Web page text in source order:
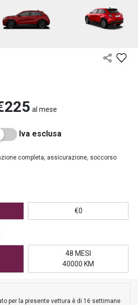
al mese
Iva esclusa
completa, assicurazione, soccorso
€0
48 MESI
40000 KM
per la presente vettura è di 16 settimane